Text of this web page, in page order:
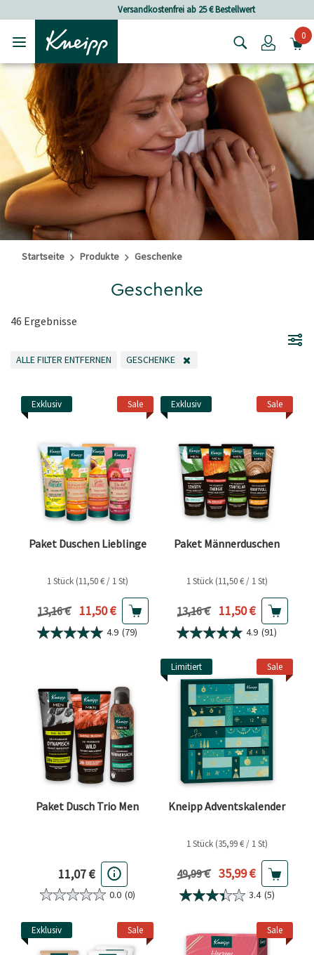
Versandkostenfrei ab 25 € Bestellwert
Login0
Startseite Produkte Geschenke
Geschenke
46 Ergebnisse
ALLE FILTER ENTFERNEN
GESCHENKE
Sale
Exklusiv
Paket Duschen Lieblinge
1 Stück (11,50 € / 1 St)
Vorheriger Preis
13,16 € Aktueller Preis
11,50 €
4.9 (79)
Sale
Exklusiv
Paket Männerduschen
1 Stück (11,50 € / 1 St)
Vorheriger Preis
13,16 € Aktueller Preis
11,50 €
4.9 (91)
Paket Dusch Trio Men
11,07 €
0.0 (0)
Sale
Limitiert
Kneipp Adventskalender
1 Stück (35,99 € / 1 St)
Vorheriger Preis
49,99 € Aktueller Preis
35,99 €
3.4 (5)
Sale
Exklusiv Sale